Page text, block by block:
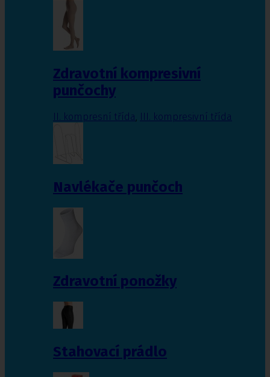
Zdravotní kompresivní
punčochy
II. kompresní třída III. kompresivní třída
Navlékače punčoch
Zdravotní ponožky
Stahovací prádlo